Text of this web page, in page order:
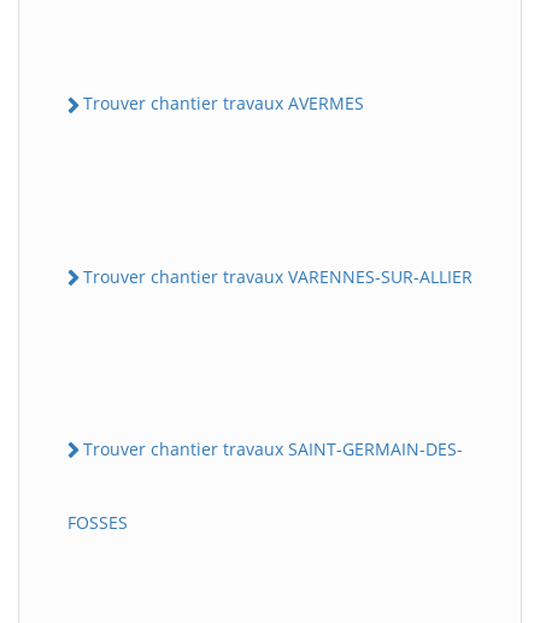
Trouver chantier travaux AVERMES
Trouver chantier travaux VARENNES-SUR-ALLIER
Trouver chantier travaux SAINT-GERMAIN-DES-
FOSSES